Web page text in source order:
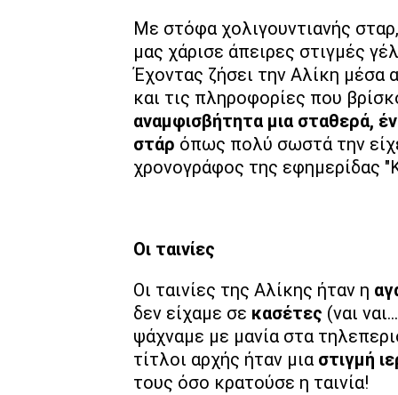
Με στόφα χολιγουντιανής
μας χάρισε άπειρες στιγμές
Έχοντας ζήσει την Αλίκη μέσα
και τις πληροφορίες που
αναμφισβήτητα μια σταθερά,
στάρ όπως πολύ σωστά την
χρονογράφος της εφημερίδας
Οι ταινίες
Οι ταινίες της Αλίκης ήταν η
δεν είχαμε σε κασέτες (ναι ναι…
ψάχναμε με μανία στα
τίτλοι αρχής ήταν μια στιγμή
τους όσο κρατούσε η ταινία!